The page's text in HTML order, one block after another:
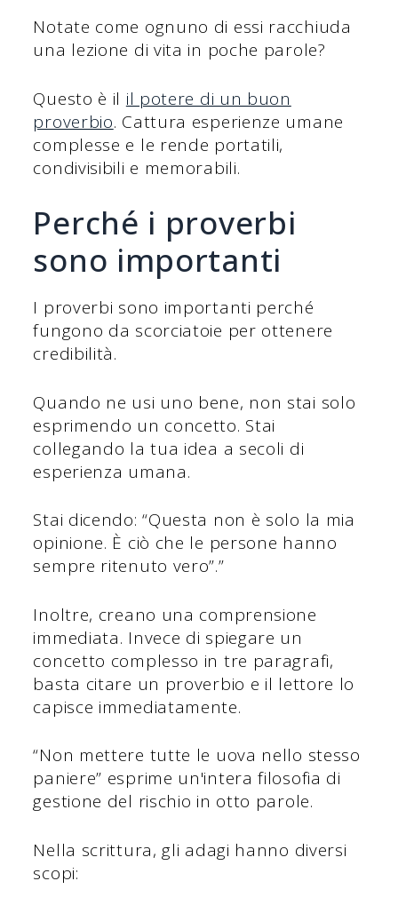
Notate come ognuno di essi racchiuda
una lezione di vita in poche parole?
Questo è il il potere di un buon
proverbio. Cattura esperienze umane
complesse e le rende portatili,
condivisibili e memorabili.
Perché i proverbi
sono importanti
I proverbi sono importanti perché
fungono da scorciatoie per ottenere
credibilità.
Quando ne usi uno bene, non stai solo
esprimendo un concetto. Stai
collegando la tua idea a secoli di
esperienza umana.
Stai dicendo: “Questa non è solo la mia
opinione. È ciò che le persone hanno
sempre ritenuto vero”.”
Inoltre, creano una comprensione
immediata. Invece di spiegare un
concetto complesso in tre paragrafi,
basta citare un proverbio e il lettore lo
capisce immediatamente.
“Non mettere tutte le uova nello stesso
paniere” esprime un'intera filosofia di
gestione del rischio in otto parole.
Nella scrittura, gli adagi hanno diversi
scopi: